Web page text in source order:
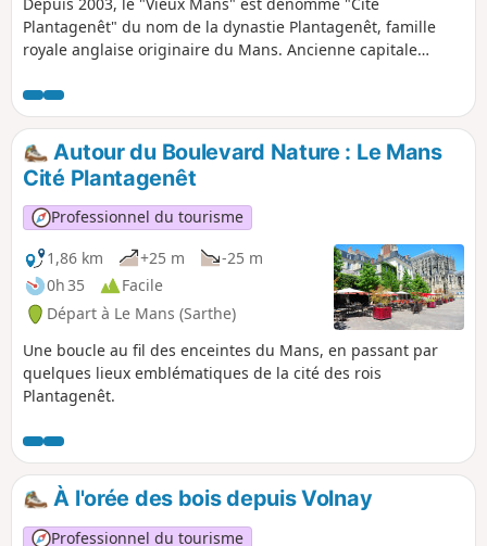
Depuis 2003, le "Vieux Mans" est dénommé "Cité
Plantagenêt" du nom de la dynastie Plantagenêt, famille
royale anglaise originaire du Mans. Ancienne capitale
Révolution), cette balade dans dans les rues et ruelles du
quartier historique de la ville du Mans offre une agréable
balade dans le décor naturel de célèbres films de cape et
d'épée (Cyrano de Bergerac, Le Bossu, L'Homme au masque
de fer, Nicolas Le Floch…).
Autour du Boulevard Nature : Le Mans
Cité Plantagenêt
Professionnel du tourisme
1,86 km
+25 m
-25 m
0h 35
Facile
Départ à Le Mans (Sarthe)
Une boucle au fil des enceintes du Mans, en passant par
quelques lieux emblématiques de la cité des rois
Plantagenêt.
À l'orée des bois depuis Volnay
Professionnel du tourisme